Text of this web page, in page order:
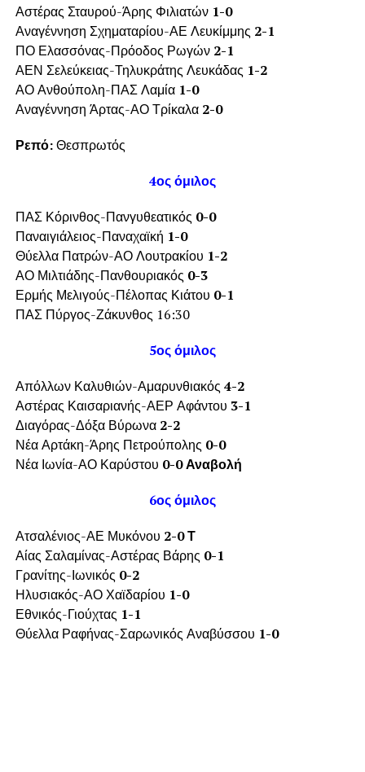
Αστέρας Σταυρού-Άρης Φιλιατών 1-0
Αναγέννηση Σχηματαρίου-ΑΕ Λευκίμμης 2-1
ΠΟ Ελασσόνας-Πρόοδος Ρωγών 2-1
ΑΕΝ Σελεύκειας-Τηλυκράτης Λευκάδας 1-2
ΑΟ Ανθούπολη-ΠΑΣ Λαμία 1-0
Αναγέννηση Άρτας-ΑΟ Τρίκαλα 2-0
Ρεπό:Θεσπρωτός
4ος όμιλος
ΠΑΣ Κόρινθος-Πανγυθεατικός 0-0
Παναιγιάλειος-Παναχαϊκή 1-0
Θύελλα Πατρών-ΑΟ Λουτρακίου 1-2
ΑΟ Μιλτιάδης-Πανθουριακός 0-3
Ερμής Μελιγούς-Πέλοπας Κιάτου 0-1
ΠΑΣ Πύργος-Ζάκυνθος 16:30
5ος όμιλος
Απόλλων Καλυθιών-Αμαρυνθιακός 4-2
Αστέρας Καισαριανής-ΑΕΡ Αφάντου 3-1
Διαγόρας-Δόξα Βύρωνα 2-2
Νέα Αρτάκη-Άρης Πετρούπολης 0-0
Νέα Ιωνία-ΑΟ Καρύστου 0-0 Αναβολή
6ος όμιλος
Ατσαλένιος-ΑΕ Μυκόνου 2-0 Τ
Αίας Σαλαμίνας-Αστέρας Βάρης 0-1
Γρανίτης-Ιωνικός 0-2
Ηλυσιακός-ΑΟ Χαϊδαρίου 1-0
Εθνικός-Γιούχτας 1-1
Θύελλα Ραφήνας-Σαρωνικός Αναβύσσου 1-0